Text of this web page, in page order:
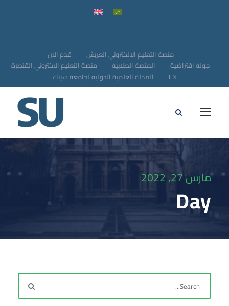
قدم الان
منصة التعليم الالكتروني العريش
منصة التعليم الاكتروني القنطرة
المنصة الطلابية
جولة افتراضية
المجلة العلمية الدولية لجامعة سيناء
EN
مارس 27, 2022
Day